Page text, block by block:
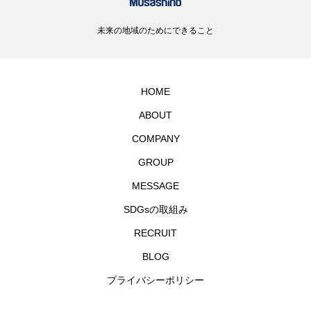
未来の地域のためにできること
HOME
ABOUT
COMPANY
GROUP
MESSAGE
SDGsの取組み
RECRUIT
BLOG
プライバシーポリシー